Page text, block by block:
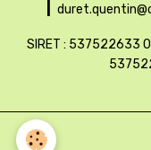
SIRET : 537522633